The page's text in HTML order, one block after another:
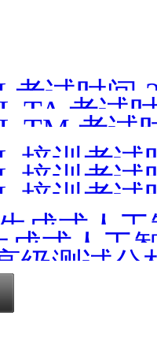
考试时间
TA 考试
TM 考试
培训考试
培训考试
培训考试
成式人
成式人工
级测试
中文版）